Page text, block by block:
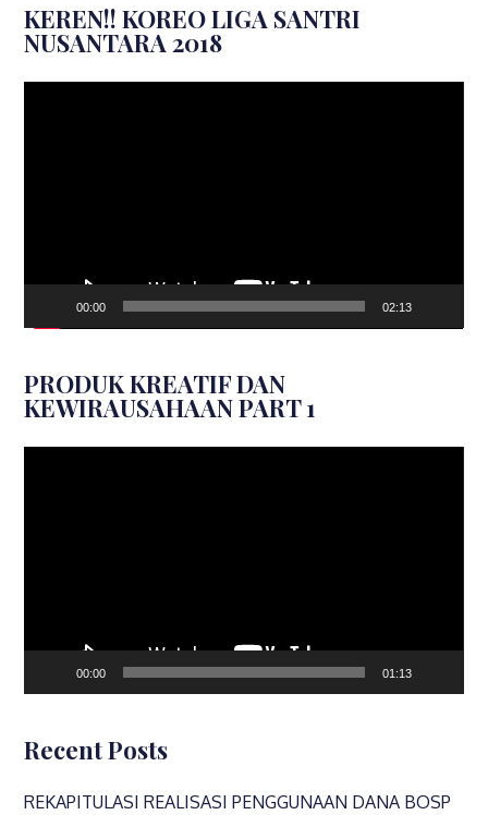
KEREN!! KOREO LIGA SANTRI
NUSANTARA 2018
00:00 02:13
PRODUK KREATIF DAN
KEWIRAUSAHAAN PART 1
00:00 01:13
Recent Posts
REKAPITULASI REALISASI PENGGUNAAN DANA BOSP